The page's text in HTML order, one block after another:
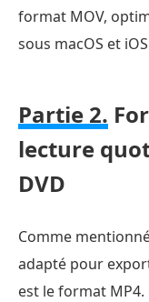
format MOV,
sous macOS et
Partie 2.
lecture
DVD
Comme
adapté pour
est le format